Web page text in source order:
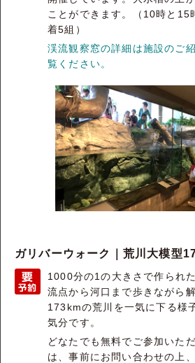
ことができます。（10時と15
着5組）
渓流観察窓の詳細は施設のご
覧ください。
ガリバーウォーク｜荒川大模型
1000分の1の大きさで作られ
流点から河口まで歩きながら
173kmの荒川を一気に下る様
気分です。
どなたでも無料でご参加いた
は、事前にお問い合わせの上